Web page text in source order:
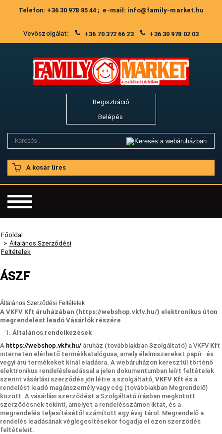
Telefon: +36 30 978 85 44 ; e-mail: info@family-market.hu
Vevőszolgálat: +36 70 372 66 23 +36 30 978 02 03
Regisztráció
Belépés
A kosár üres
Főoldal
> Általános Szerződési
Feltételek
ÁSZF
Általános Szerződési Feltételek
A VKFV Kft áruházában (https://webshop.vkfv.hu/) elektronikus úton
megrendelést leadó Vásárlók részére
Általános rendelkezések
A https://webshop.vkfv.hu/ áruház (továbbiakban Szolgáltató) a VKFV Kft
interneten elérhető termékkatalógusa, amely élelmiszereket papír- és
vegyi áru termékeket kínál eladásra. A webáruházon keresztül történő
elektronikus rendelésleadással a jelen dokumentumban leírt feltételek
szerint vásárlási szerződés jön létre a szolgáltató, VKFV Kft és a
rendelést leadó magánszemély vagy cég (továbbiakban Megrendelő)
között. A vásárlási szerződést a Szolgáltató írásban megkötött
szerződésnek tekinti, amelyet a rendelésszámon iktat, és a
megrendelés teljesítésétől számított egy évig tárol. Megrendelő a
rendelés leadásának véglegesítésekor fogadja el ezen szerződés
feltételeit.